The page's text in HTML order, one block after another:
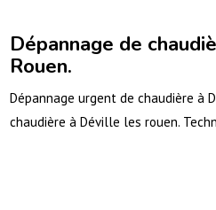
Dépannage de
Rouen.
Dépannage urgent de chaudière à
chaudière à Déville les rouen.